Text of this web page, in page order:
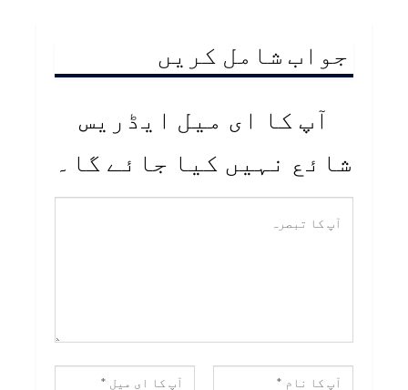
جواب شامل کریں
آپ کا ای میل ایڈریس
شائع نہیں کیا جائے گا۔